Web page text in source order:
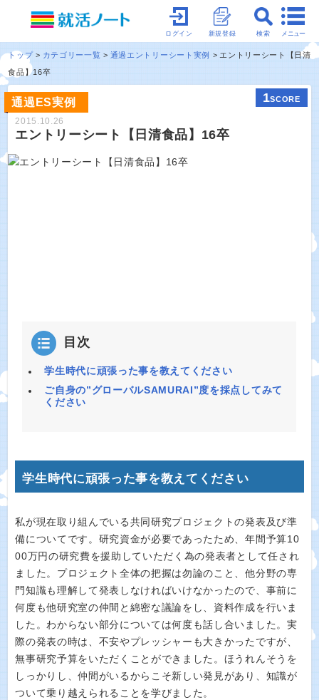
メニュー
検索
新規登録
ログイン
トップ カテゴリー一覧 通過エントリーシート実例
エントリーシート【日清
食品】16卒
通過ES実例 1SCORE
2015.10.26
エントリーシート【日清食品】16卒
目次
学生時代に頑張った事を教えてください
ご自身の”グローバルSAMURAI”度を採点してみて
ください
学生時代に頑張った事を教えてください
私が現在取り組んでいる共同研究プロジェクトの発表及び準
備についてです。研究資金が必要であったため、年間予算10
00万円の研究費を援助していただく為の発表者として任され
ました。プロジェクト全体の把握は勿論のこと、他分野の専
門知識も理解して発表しなければいけなかったので、事前に
何度も他研究室の仲間と綿密な議論をし、資料作成を行いま
した。わからない部分については何度も話し合いました。実
際の発表の時は、不安やプレッシャーも大きかったですが、
無事研究予算をいただくことができました。ほうれんそうを
しっかりし、仲間がいるからこそ新しい発見があり、知識が
ついて乗り越えられることを学びました。